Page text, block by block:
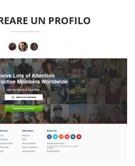
UN PROFILO